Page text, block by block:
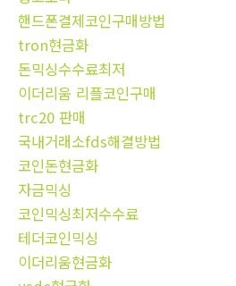
핸드폰결제코인구매방법
tron현금화
돈믹싱수수료최저
이더리움 리플코인구매
trc20 판매
국내거래소fds해결방법
코인돈현금화
자금믹싱
코인믹싱최저수수료
테더코인믹싱
이더리움현금화